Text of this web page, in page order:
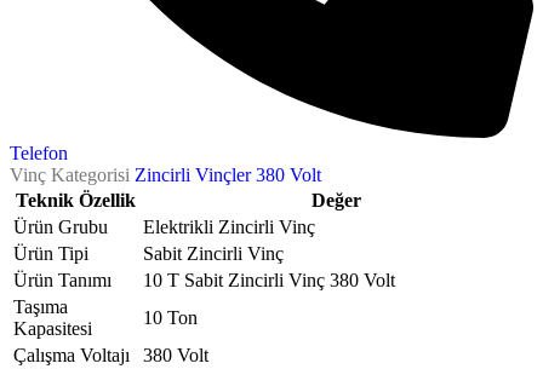
Telefon
Vinç Kategorisi Zincirli Vinçler 380 Volt
Teknik Özellik
Değer
Ürün Grubu
Elektrikli Zincirli Vinç
Ürün Tipi
Sabit Zincirli Vinç
Ürün Tanımı
10 T Sabit Zincirli Vinç 380 Volt
Taşıma
Kapasitesi
10 Ton
Çalışma Voltajı
380 Volt